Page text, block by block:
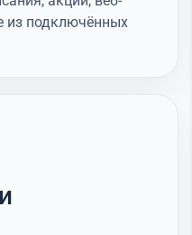
из подключённых